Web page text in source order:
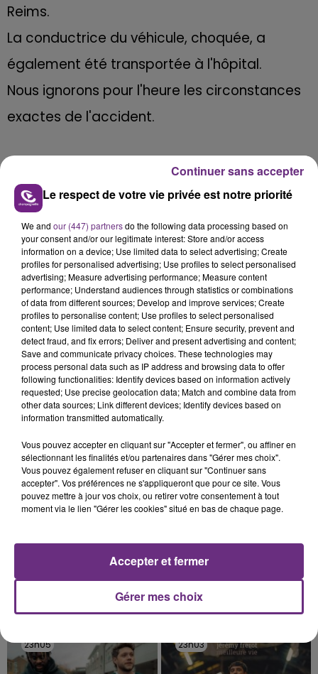
Reims.
La conductrice du véhicule, choquée, a
également été transportée à l'hôpital.
Nous ignorons pour l'heure les circonstances
exactes de l'accident.
FIL D'ACTU
20h36
SI TOUT LE MONDE FAIT ÇA, MOI L'ANNÉE
PROCHAINE JE VENDANGE EN...
La vendange en Champagne a débuté ce jeudi 6
août dans la commune de Montgueux (Aube). Du
jamais vu !
14h39
Alors que les dates de début des vendange 2026
s'est avéré être plus précoce que prévu,
l'inspection du Travail en profite pour rappeler
TITRES DIFFUSÉS
23h05
23h05 23h03
23h03
Le respect de votre vie privée est notre priorité
We and our (447) partnersdo the following data processing based on
your consent and/or our legitimate interest: Store and/or access
information on a device; Use limited data to select advertising; Create
profiles for personalised advertising; Use profiles to select personalised
advertising; Measure advertising performance; Measure content
performance; Understand audiences through statistics or combinations
of data from different sources; Develop and improve services; Create
profiles to personalise content; Use profiles to select personalised
content; Use limited data to select content; Ensure security, prevent and
detect fraud, and fix errors; Deliver and present advertising and content;
Save and communicate privacy choices. These technologies may
process personal data such as IP address and browsing data to offer
following functionalities: Identify devices based on information actively
requested; Use precise geolocation data; Match and combine data from
other data sources; Link different devices; Identify devices based on
information transmitted automatically.
Vous pouvez accepter en cliquant sur "Accepter et fermer", ou affiner en
sélectionnant les finalités et/ou partenaires dans "Gérer mes choix".
Vous pouvez également refuser en cliquant sur "Continuer sans
accepter". Vos préférences ne s'appliqueront que pour ce site. Vous
pouvez mettre à jour vos choix, ou retirer votre consentement à tout
moment via le lien "Gérer les cookies" situé en bas de chaque page.
Gérer mes choix
Accepter et fermer
Continuer sans accepter